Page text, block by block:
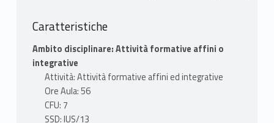
preparare contributi scritti e sviluppare
attraverso la pratica del mooting.
Al termine di questo corso, gli studenti
saranno in grado di:
- intraprendere una ricerca giuridica
internazionale
Caratteristiche
Ambito disciplinare: Attività formative affini o
integrative
Attività: Attività formative affini ed integrative
Ore Aula: 56
CFU: 7
SSD: IUS/13